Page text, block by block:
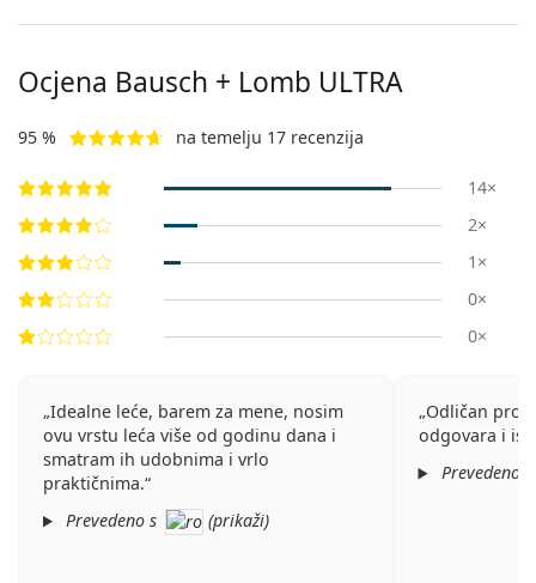
Ocjena Bausch + Lomb ULTRA
95 % na temelju 17 recenzija
14×
2×
1×
0×
0×
Idealne leće, barem za mene, nosim
ovu vrstu leća više od godinu dana i
smatram ih udobnima i vrlo
praktičnima.
Prevedeno s
(prikaži)
Odličan
odgovara i
Prevedeno s